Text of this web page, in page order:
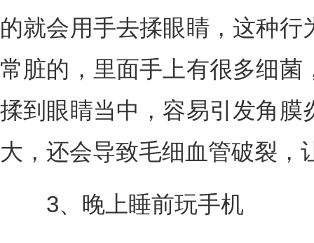
的就会用手去揉眼睛，这种
常脏的，里面手上有很多细
揉到眼睛当中，容易引发角膜
大，还会导致毛细血管破裂，
3、晚上睡前玩手机